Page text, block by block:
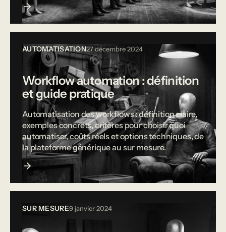
AUTOMATISATION27 décembre 2024
Workflow automation : définition
et guide pratique
Automatisation des workflows : définition claire,
exemples concrets, critères pour choisir quoi
automatiser, coûts réels et options techniques, de
la plateforme générique au sur mesure.
SUR MESURE9 janvier 2024